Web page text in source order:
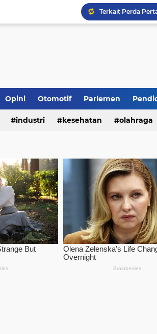
Opini Otomotif Parlemen
industri kesehatan olahraga